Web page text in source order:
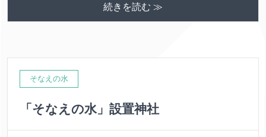
続きを読む ≫
そなえの水
「そなえの水」設置神社